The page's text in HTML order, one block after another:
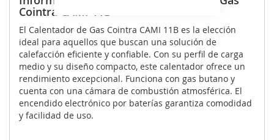
Cointra CAMI 11B
El Calentador de Gas Cointra CAMI 11B es la elección
ideal para aquellos que buscan una solución de
calefacción eficiente y confiable. Con su perfil de carga
medio y su diseño compacto, este calentador ofrece un
rendimiento excepcional. Funciona con gas butano y
cuenta con una cámara de combustión atmosférica. El
encendido electrónico por baterías garantiza comodidad
y facilidad de uso.